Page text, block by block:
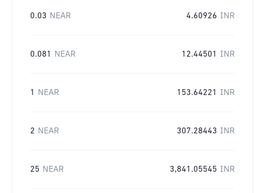
0.03 NEAR 4.60926 INR
0.081 NEAR 12.44501 INR
1 NEAR 153.64221 INR
2 NEAR 307.28443 INR
25 NEAR 3,841.05545 INR